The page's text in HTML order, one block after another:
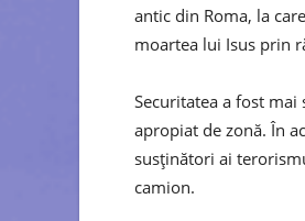
antic din Roma, la
moartea lui Isus prin
Securitatea a fost
apropiat de zonă. În
susținători ai
camion.